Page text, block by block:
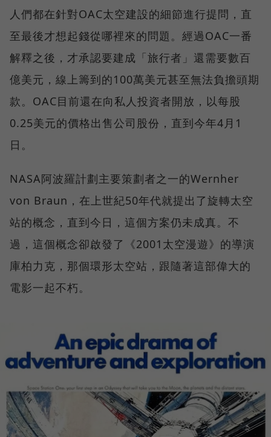
人們都在針對OAC太空建設的細節進行提問，直
至最後才想起錢從哪裡來的問題。經過OAC一番
解釋之後，才承認要建成「旅行者」還需要數百
億美元，線上籌到的100萬美元甚至無法負擔頭期
款。OAC目前還在向私人投資者開放，以每股
0.25美元的價格出售公司股份，直到今年4月1
日。
NASA阿波羅計劃主要策劃者之一的Wernher
von Braun，在上世紀50年代就提出了旋轉太空
站的概念，直到今日，這個方案仍未成真。不
過，這個概念卻啟發了《2001太空漫遊》的導演
庫柏力克，那個環形太空站，跟隨著這部偉大的
電影一起不朽。